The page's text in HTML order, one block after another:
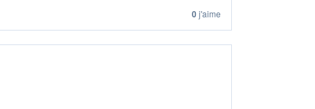
0j'aime